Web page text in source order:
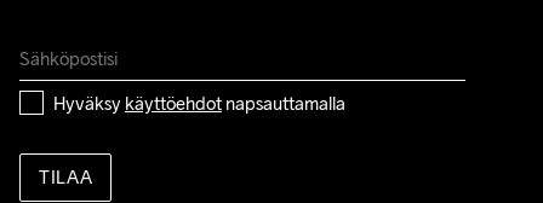
Hyväksy käyttöehdot napsauttamalla
TILAA